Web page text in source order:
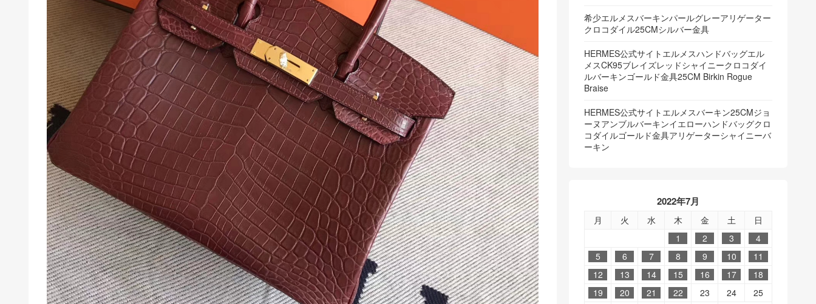
希少エルメスバーキンパールグレーアリゲーター
クロコダイル25CMシルバー金具
HERMES公式サイトエルメスハンドバッグエル
メスCK95ブレイズレッドシャイニークロコダイ
ルバーキンゴールド金具25CM Birkin Rogue
Braise
HERMES公式サイトエルメスバーキン25CMジョ
ーヌアンブルバーキンイエローハンドバッグクロ
コダイルゴールド金具アリゲーターシャイニーバ
ーキン
2022年7月
月 火 水 木 金 土
日
1
2 3
4
5
6 7 8 9 10
11
12
13 14 15 16 17
18
19
20 21 22 23 24
25